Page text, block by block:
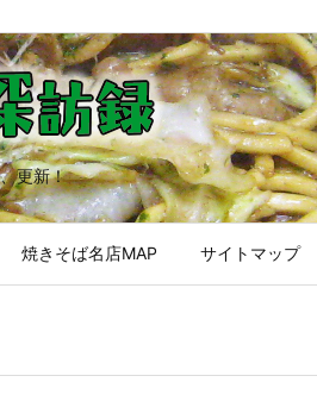
更新！
焼きそば名店MAP サイトマップ